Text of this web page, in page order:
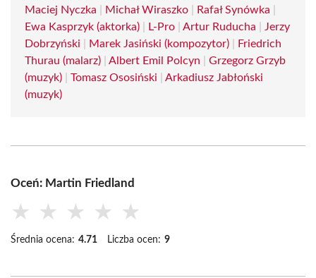
Maciej Nyczka
Michał Wiraszko Rafał Synówka
Ewa Kasprzyk (aktorka)
L-Pro Artur Ruducha
Jerzy
Dobrzyński
Marek Jasiński (kompozytor)
Friedrich
Thurau (malarz)
Albert Emil Polcyn
Grzegorz Grzyb
(muzyk)
Tomasz Ososiński
Arkadiusz Jabłoński
(muzyk)
Oceń: Martin Friedland
★ ★ ★ ★ ★
Średnia ocena: 4.71 Liczba ocen: 9